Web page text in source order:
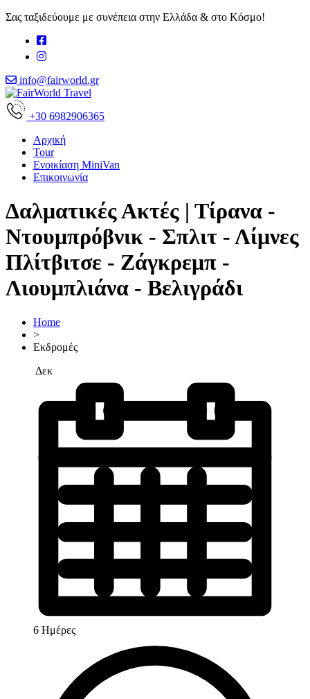
Σας ταξιδεύουμε με συνέπεια στην Ελλάδα & στο Κόσμο!
info@fairworld.gr
+30 6982906365
Αρχική
Tour
Ενοικίαση MiniVan
Επικοινωνία
Δαλματικές Ακτές | Τίρανα -
Ντουμπρόβνικ - Σπλιτ - Λίμνες
Πλίτβιτσε - Ζάγκρεμπ -
Λιουμπλιάνα - Βελιγράδι
Home
>
Εκδρομές
Δεκ
6 Ημέρες